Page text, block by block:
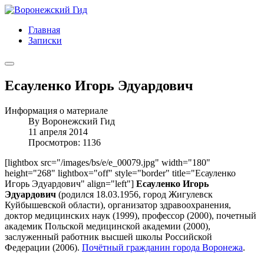
Главная
Записки
Есауленко Игорь Эдуардович
Информация о материале
By Воронежский Гид
11 апреля 2014
Просмотров: 1136
[lightbox src="/images/bs/e/e_00079.jpg" width="180"
height="268" lightbox="off" style="border" title="Есауленко
Игорь Эдуардович" align="left"] Есауленко Игорь
Эдуардович (родился 18.03.1956, город Жигулевск
Куйбышевской области), организатор здравоохранения,
доктор медицинских наук (1999), профессор (2000), почетный
академик Польской медицинской академии (2000),
заслуженный работник высшей школы Российской
Федерации (2006). Почётный гражданин города Воронежа.